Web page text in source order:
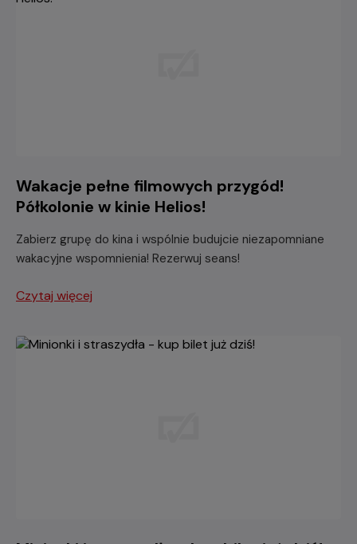
Wakacje pełne filmowych przygód!
Półkolonie w kinie Helios!
Zabierz grupę do kina i wspólnie budujcie niezapomniane
wakacyjne wspomnienia! Rezerwuj seans!
Czytaj więcej